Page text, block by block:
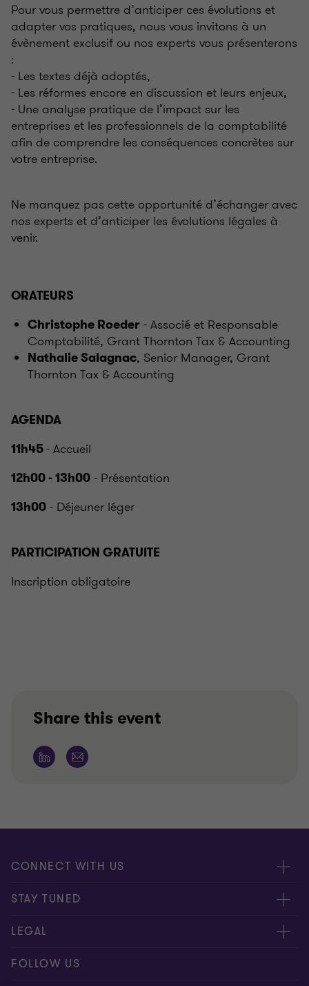
Pour vous permettre d’anticiper ces évolutions et
adapter vos pratiques, nous vous invitons à un
évènement exclusif ou nos experts vous présenterons
:
- Les textes déjà adoptés,
- Les réformes encore en discussion et leurs enjeux,
- Une analyse pratique de l’impact sur les
entreprises et les professionnels de la comptabilité
afin de comprendre les conséquences concrètes sur
votre entreprise.
Ne manquez pas cette opportunité d’échanger avec
nos experts et d’anticiper les évolutions légales à
venir.
ORATEURS
Christophe Roeder - Associé et Responsable
Comptabilité, Grant Thornton Tax & Accounting
Nathalie Salagnac, Senior Manager, Grant
Thornton Tax & Accounting
AGENDA
11h45- Accueil
12h00 - 13h00 - Présentation
13h00 - Déjeuner léger
PARTICIPATION GRATUITE
Inscription obligatoire
Share this event
CONNECT WITH US
Submit RFP
Careers
STAY TUNED
About us
Global
LEGAL
Disclaimer
FOLLOW US